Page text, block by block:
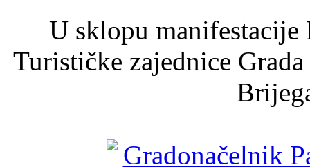
U sklopu
Turističke zajednice